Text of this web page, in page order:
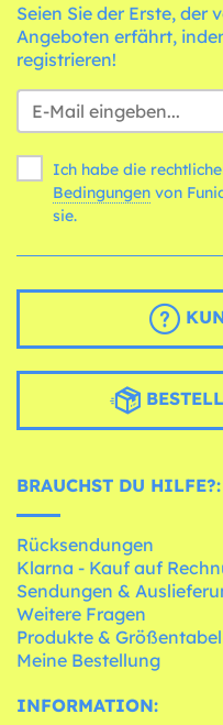
Seien Sie der Erste, der
Angeboten erfährt,
registrieren!
Ich habe die
Bedingungen
sie.
BRAUCHST DU HILFE?:
Rücksendungen
Klarna - Kauf auf
Sendungen &
Weitere Fragen
Produkte &
Meine Bestellung
INFORMATION: